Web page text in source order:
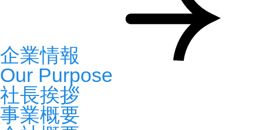
企業情報
Our Purpose
社長挨拶
事業概要